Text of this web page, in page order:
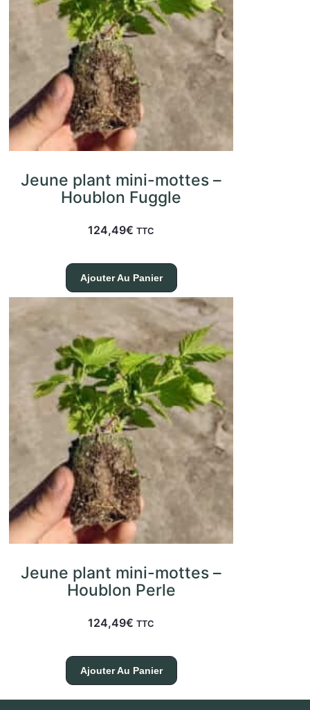
Jeune plant mini-mottes –
Houblon Fuggle
124,49€ TTC
Ajouter Au Panier
Jeune plant mini-mottes –
Houblon Perle
124,49€ TTC
Ajouter Au Panier